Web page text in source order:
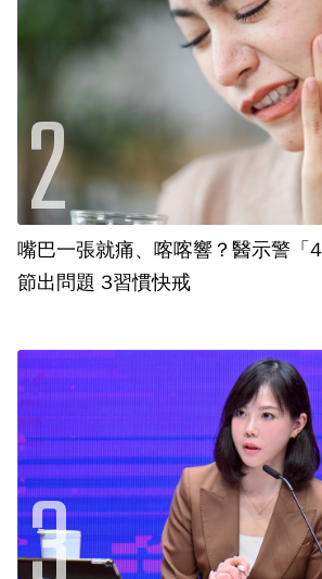
嘴巴一張就痛、喀喀響？醫示警「
節出問題 3習慣快戒